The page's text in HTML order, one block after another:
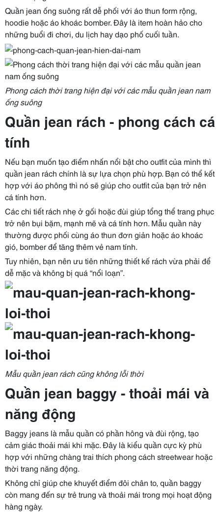
Quần jean ống suông rất dễ phối với áo thun form rộng,
hoodie hoặc áo khoác bomber. Đây là item hoàn hảo cho
những buổi đi chơi, du lịch hay dạo phố cuối tuần.
Phong cách thời trang hiện đại với các mẫu quần jean nam
ống suông
Quần jean rách - phong cách cá
tính
Nếu bạn muốn tạo điểm nhấn nổi bật cho outfit của mình thì
quần jean rách chính là sự lựa chọn phù hợp. Bạn có thể kết
hợp với áo phông thì nó sẽ giúp cho outfit của bạn trở nên
cá tính hơn.
Các chi tiết rách nhẹ ở gối hoặc đùi giúp tổng thể trang phục
trở nên bụi bặm, mạnh mẽ và cá tính hơn. Mẫu quần này
thường được phối cùng áo thun đơn giản hoặc áo khoác
gió, bomber để tăng thêm vẻ nam tính.
Tuy nhiên, bạn nên ưu tiên những thiết kế rách vừa phải để
dễ mặc và không bị quá “nổi loạn”.
Mẫu quần jean rách cũng không lỗi thời
Quần jean baggy - thoải mái và
năng động
Baggy jeans là mẫu quần có phần hông và đùi rộng, tạo
cảm giác thoải mái khi mặc. Đây là kiểu quần cực kỳ phù
hợp với những chàng trai thích phong cách streetwear hoặc
thời trang năng động.
Không chỉ giúp che khuyết điểm đôi chân to, quần baggy
còn mang đến sự trẻ trung và thoải mái trong mọi hoạt động
hàng ngày.